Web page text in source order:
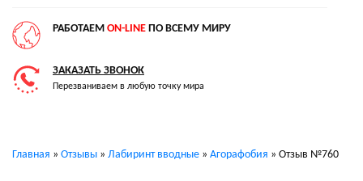
РАБОТАЕМ ON-LINE ПО ВСЕМУ МИРУ
ЗАКАЗАТЬ ЗВОНОК
Перезваниваем в любую точку мира
Главная » Отзывы » Лабиринт вводные » Агорафобия » Отзыв №760